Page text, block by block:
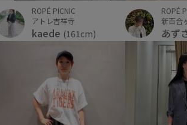
ROPÉ PICNIC
アトレ吉祥寺
kaede (161cm)
ROPÉ
新百合
あず